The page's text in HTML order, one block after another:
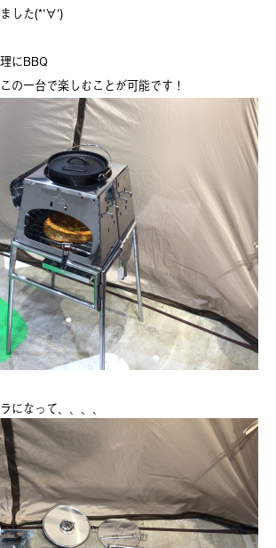
した(*‘∀‘)
にBBQ
の一台で楽しむことが可能です！
になって、、、、